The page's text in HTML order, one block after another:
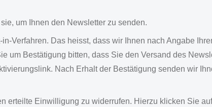
um Ihnen den Newsletter zu senden.
Verfahren. Das heisst, dass wir Ihnen nach Angabe
um Bestätigung bitten, dass Sie den Versand des
Nach Erhalt der Bestätigung senden wir
erteilte Einwilligung zu widerrufen. Hierzu klicken Sie